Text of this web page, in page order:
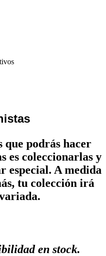
que podrás hacer
es coleccionarlas y
especial. A medida
tu colección irá
en stock.